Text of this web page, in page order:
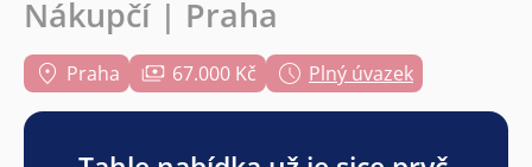
Nákupčí | Praha
Praha 67.000 Kč Plný úvazek